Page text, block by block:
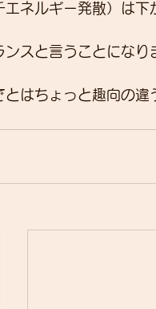
ネルギー発散）は下
ンスと言うことにな
はちょっと趣向の違